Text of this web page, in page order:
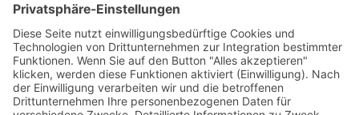
Die Mediathek Hessen bietet vielfältige Videos,
Podcasts, Themen und Informationen.
Entdecken Sie unser Forum für Medien, Bildung
und Demokratie - jederzeit und überall
verfügbar.